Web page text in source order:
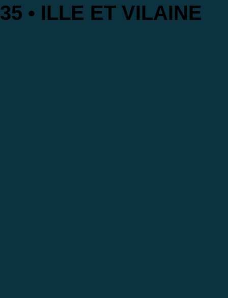
35 • ILLE ET VILAINE